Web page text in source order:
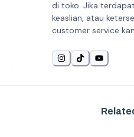
di toko. Jika
keaslian, atau
customer service